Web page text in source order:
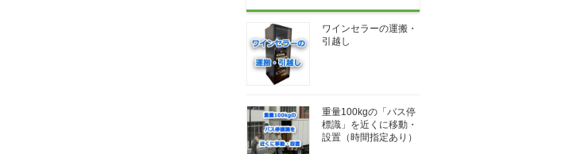
ワインセラーの運搬・
引越し
重量100kgの「バス停
標識」を近くに移動・
設置（時間指定あり）